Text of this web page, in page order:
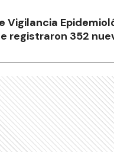
Vigilancia
registraron 352